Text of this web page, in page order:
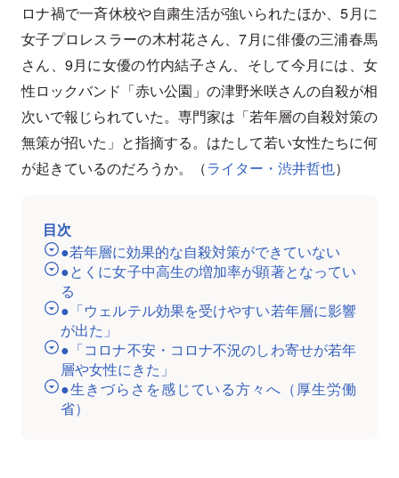
ロナ禍で一斉休校や自粛生活が強いられたほか、5月に
女子プロレスラーの木村花さん、7月に俳優の三浦春馬
さん、9月に女優の竹内結子さん、そして今月には、女
性ロックバンド「赤い公園」の津野米咲さんの自殺が相
次いで報じられていた。専門家は「若年層の自殺対策の
無策が招いた」と指摘する。はたして若い女性たちに何
が起きているのだろうか。（ライター・渋井哲也）
目次
●若年層に効果的な自殺対策ができていない
●とくに女子中高生の増加率が顕著となってい
る
●「ウェルテル効果を受けやすい若年層に影響
が出た」
●「コロナ不安・コロナ不況のしわ寄せが若年
層や女性にきた」
●生きづらさを感じている方々へ（厚生労働
省）